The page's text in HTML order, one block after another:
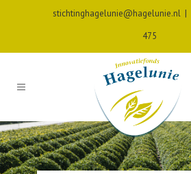
stichtinghagelunie@hagelunie.nl |
475